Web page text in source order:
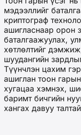
мэдээллийг
криптограф
ашигласнаар орон
баталгаажуулах,
хөтлөлтийг
шуудангийн
Түүнчлэн цахим
ашиглан тоон
хугацаа хэмнэх,
баримт бичгийн
хангах давуу